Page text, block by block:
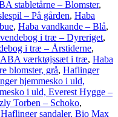
stabletårne – Blomster,
– På gården, Haba
, Haba vandkande – Blå,
i træ – Dyreriget,
i træ – Årstiderne,
værktøjssæt i træ, Haba
blomster, grå, Haflinger
hjemmesko i uld,
i uld, Everest Hygge –
Torben – Schoko,
Haflinger sandaler, Bio Max